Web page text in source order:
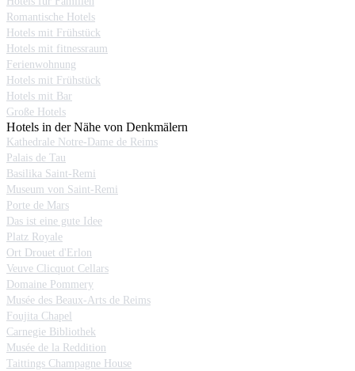
Romantische Hotels
Hotels mit Frühstück
Hotels mit fitnessraum
Ferienwohnung
Hotels mit Frühstück
Hotels mit Bar
Große Hotels
Hotels in der Nähe von Denkmälern
Kathedrale Notre-Dame de Reims
Palais de Tau
Basilika Saint-Remi
Museum von Saint-Remi
Porte de Mars
Das ist eine gute Idee
Platz Royale
Ort Drouet d'Erlon
Veuve Clicquot Cellars
Domaine Pommery
Musée des Beaux-Arts de Reims
Foujita Chapel
Carnegie Bibliothek
Musée de la Reddition
Taittings Champagne House